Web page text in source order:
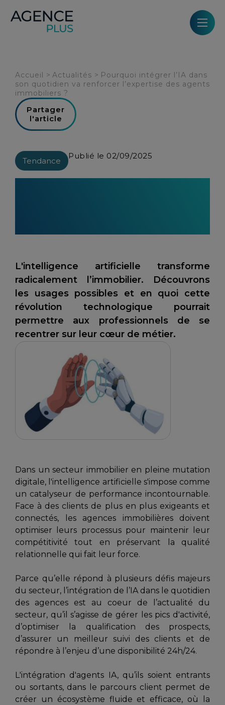
Accueil > Actualités > Pourquoi intégrer l’IA dans
son quotidien va renforcer l’expertise des agents
immobiliers ?
Partager
l'article
Tendance
Publié le 02/09/2025
L'intelligence artificielle transforme
radicalement l’immobilier. Découvrons
les usages possibles et en quoi cette
révolution technologique pourrait
permettre aux professionnels de se
recentrer sur leur cœur de métier.
Dans un secteur immobilier en pleine mutation
digitale, l'intelligence artificielle s'impose comme
un catalyseur de performance incontournable.
Face à des clients de plus en plus exigeants et
connectés, les agences immobilières doivent
optimiser leurs processus pour maintenir leur
compétitivité tout en préservant la qualité
relationnelle qui fait leur force.
Parce qu’elle répond à plusieurs défis majeurs
du secteur, l’intégration de l’IA dans le quotidien
des agences est au coeur de l’actualité du
secteur, qu’il s’agisse de gérer les pics d'activité,
d’optimiser la qualification des prospects,
d’assurer un meilleur suivi des clients et de
répondre à l’enjeu d’une disponibilité 24h/24.
L'intégration d'agents IA, qu’ils soient entrants
ou sortants, dans le parcours client permet de
créer un écosystème fluide et efficace, où la